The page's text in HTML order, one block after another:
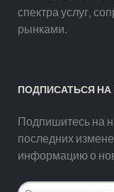
спектра услуг,
рынками.
ПОДПИСАТЬСЯ НА
Подпишитесь на
последних
информацию о